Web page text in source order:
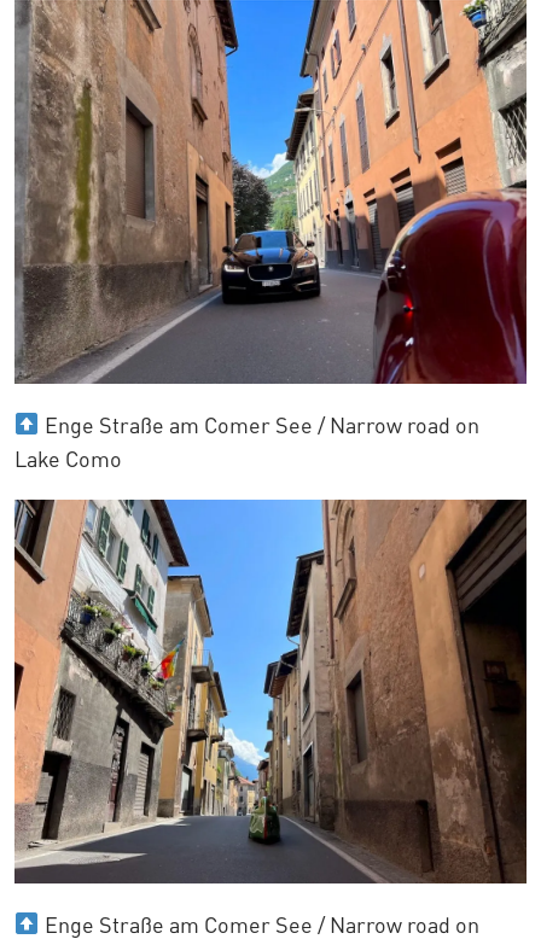
Enge Straße am Comer See / Narrow road on
Lake Como
Enge Straße am Comer See / Narrow road on